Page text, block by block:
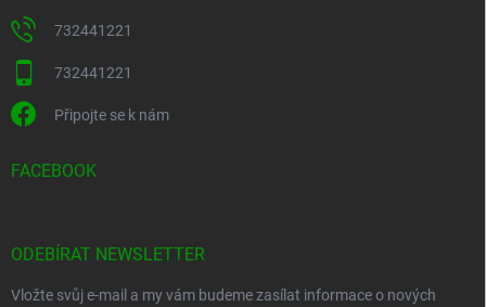
732441221
732441221
Připojte se k nám
FACEBOOK
ODEBÍRAT NEWSLETTER
Vložte svůj e-mail a my vám budeme zasílat informace o nových